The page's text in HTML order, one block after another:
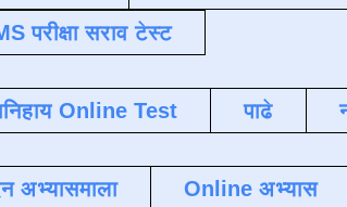
परीक्षा सराव टेस्ट
Online Test पाढे
अभ्यासमाला Online अभ्यास